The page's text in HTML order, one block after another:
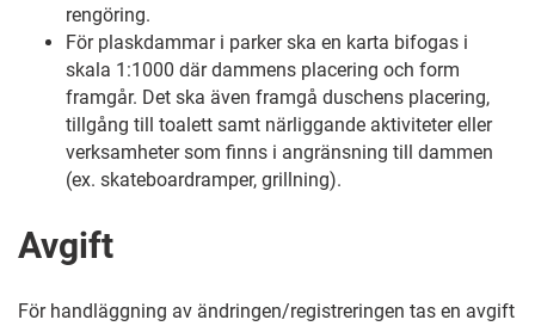
rengöring.
För plaskdammar i parker ska en karta bifogas i
skala 1:1000 där dammens placering och form
framgår. Det ska även framgå duschens placering,
tillgång till toalett samt närliggande aktiviteter eller
verksamheter som finns i angränsning till dammen
(ex. skateboardramper, grillning).
Avgift
För handläggning av ändringen/registreringen tas en avgift